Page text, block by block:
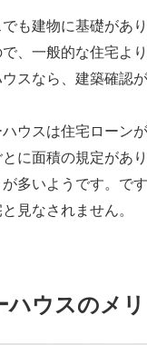
も建物に基礎があ
、一般的な住宅よ
スなら、建築確認
ハウスは住宅ローン
に面積の規定があ
多いようです。で
見なされません。
ハウスのメリ